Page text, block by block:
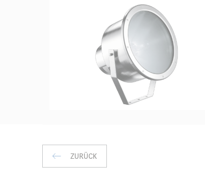
ZURÜCK